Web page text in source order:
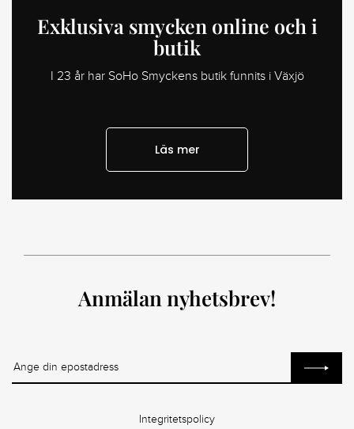
Exklusiva smycken online och i
butik
I 23 år har SoHo Smyckens butik funnits i Växjö
Läs mer
Anmälan nyhetsbrev!
Integritetspolicy